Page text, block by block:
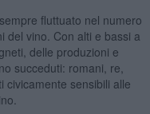
fluttuato nel numero
del vino. Con alti e bassi a
delle produzioni e
succeduti: romani, re,
civicamente sensibili alle